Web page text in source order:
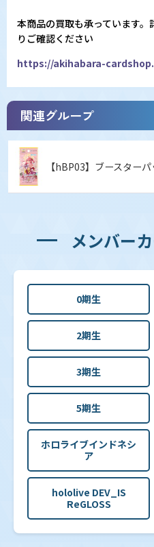
本商品の買取も承っています
りご確認ください
https://akihabara-
関連グループ
【hBP03】ブースター
メンバー
0期生
2期生
3期生
5期生
ホロライブインドネシ
ア
hololive DEV_IS
ReGLOSS